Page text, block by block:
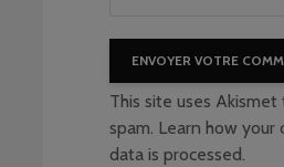
This site uses Akismet
spam. Learn how your
data is processed.